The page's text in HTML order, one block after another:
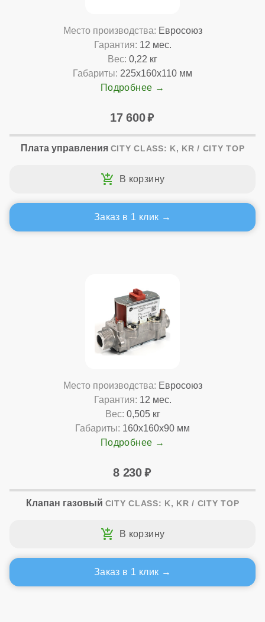
Место производства: Евросоюз
Гарантия: 12 мес.
Вес: 0,22 кг
Габариты: 225x160x110 мм
Подробнее
17 600
Плата управления CITY CLASS: K, KR / CITY TOP
Заказ в 1 клик
Место производства: Евросоюз
Гарантия: 12 мес.
Вес: 0,505 кг
Габариты: 160x160x90 мм
Подробнее
8 230
Клапан газовый CITY CLASS: K, KR / CITY TOP
Заказ в 1 клик